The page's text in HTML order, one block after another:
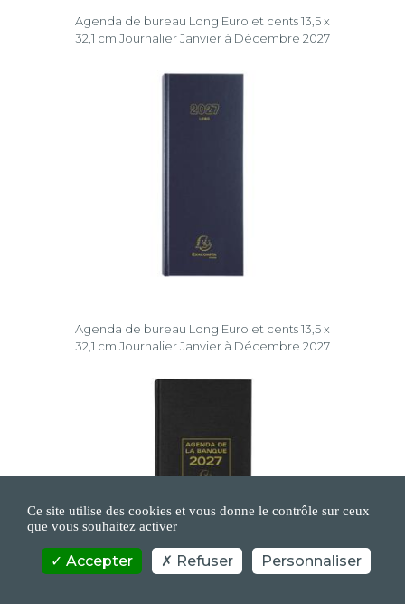
Agenda de bureau Long Euro et cents 13,5 x
32,1 cm Journalier Janvier à Décembre 2027
Agenda de bureau Long Euro et cents 13,5 x
32,1 cm Journalier Janvier à Décembre 2027
Ce site utilise des cookies et vous donne le contrôle sur ceux
que vous souhaitez activer
Accepter Refuser Personnaliser